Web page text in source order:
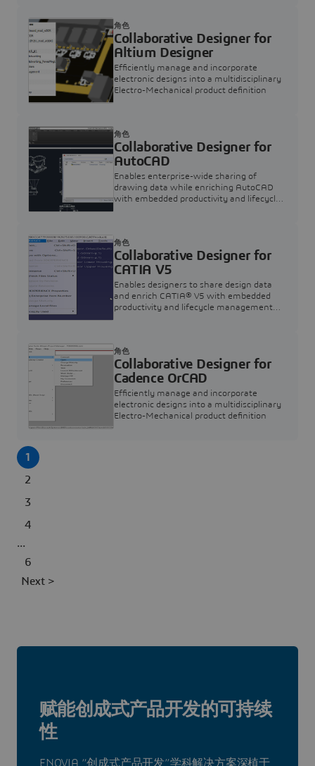
Collaborative Designer for
Altium Designer
Efficiently manage and incorporate
electronic designs into a multidisciplinary
Electro-Mechanical product definition
角色
Collaborative Designer for
AutoCAD
Enables enterprise-wide sharing of
drawing data while enriching AutoCAD
with embedded productivity and lifecycle
角色
Collaborative Designer for
CATIA V5
Enables designers to share design data
and enrich CATIA® V5 with embedded
productivity and lifecycle management
角色
Collaborative Designer for
Cadence OrCAD
Efficiently manage and incorporate
electronic designs into a multidisciplinary
Electro-Mechanical product definition
角色
1
2
3
4
...
6
Next >
赋能创成式产品开发的可持续
性
ENOVIA “创成式产品开发”学科解决方案深植于